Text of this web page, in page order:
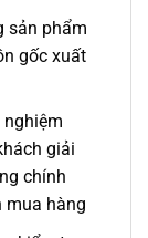
sản phẩm
gốc xuất
giải
chính
mua hàng